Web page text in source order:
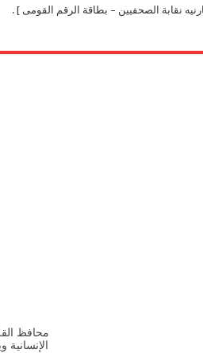
نقابة الصحفيين – بطاقة الرقم القومى ] .
محافظ
الإنسانية